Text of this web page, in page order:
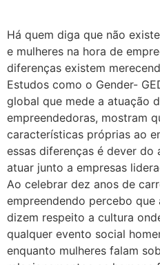
Há quem diga que não
e mulheres na hora de
diferenças existem
Estudos como o Gender-
global que mede a atuação
empreendedoras, mostram
características próprias ao
essas diferenças é dever
atuar junto a empresas
Ao celebrar dez anos de
empreendendo percebo que
dizem respeito a cultura
qualquer evento social
enquanto mulheres falam